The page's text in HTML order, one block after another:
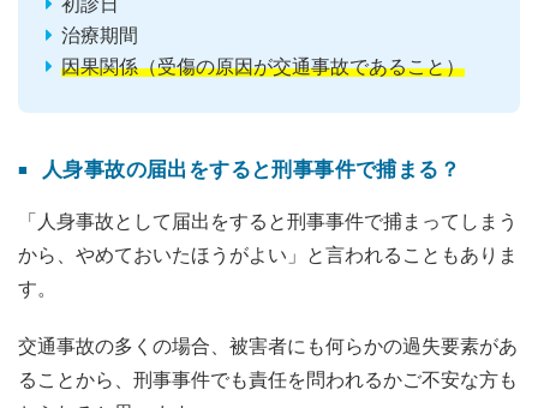
治療期間
因果関係（受傷の原因が交通事故であること）
人身事故の届出をすると刑事事件で捕まる？
「人身事故として届出をすると刑事事件で捕まってしまう
から、やめておいたほうがよい」と言われることもありま
す。
交通事故の多くの場合、被害者にも何らかの過失要素があ
ることから、刑事事件でも責任を問われるかご不安な方も